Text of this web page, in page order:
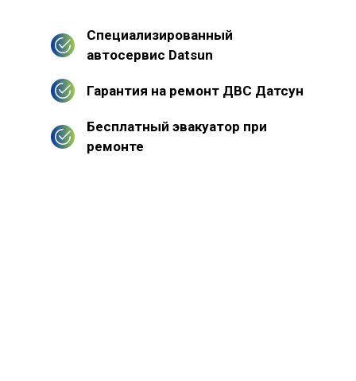
Специализированный
автосервис Datsun
Гарантия на ремонт ДВС Датсун
Бесплатный эвакуатор при
ремонте